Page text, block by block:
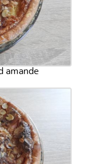
amande